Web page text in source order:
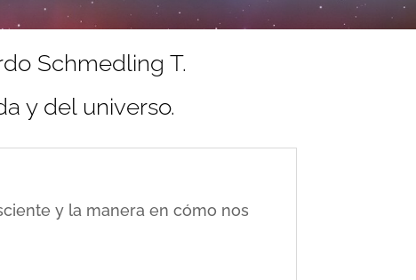
Schmedling T.
y del universo.
y la manera en cómo nos